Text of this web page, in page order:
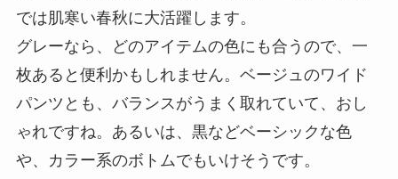
では肌寒い春秋に大活躍します。
グレーなら、どのアイテムの色にも合うので、一
枚あると便利かもしれません。ベージュのワイド
パンツとも、バランスがうまく取れていて、おし
ゃれですね。あるいは、黒などベーシックな色
や、カラー系のボトムでもいけそうです。